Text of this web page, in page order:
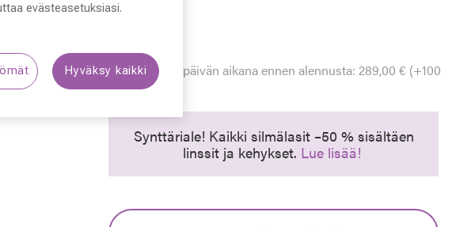
Seuraava
289,00 €
Alin hinta 30 päivän aikana ennen alennusta: 289,00 € (+100
%)
Synttäriale! Kaikki silmälasit –50 % sisältäen
linssit ja kehykset. Lue lisää!
evästeasetuksiasi.
Hyväksy kaikki